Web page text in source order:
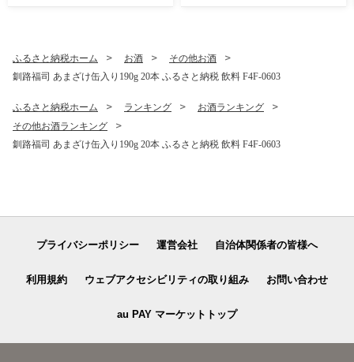
ふるさと納税ホーム お酒
その他お酒
釧路福司 あまざけ缶入り190g 20本 ふるさと納税 飲料 F4F-0603
ふるさと納税ホーム ランキング
お酒ランキング
その他お酒ランキング
釧路福司 あまざけ缶入り190g 20本 ふるさと納税 飲料 F4F-0603
プライバシーポリシー 運営会社 自治体関係者の皆様へ
利用規約 ウェブアクセシビリティの取り組み お問い合わせ
au PAY マーケットトップ